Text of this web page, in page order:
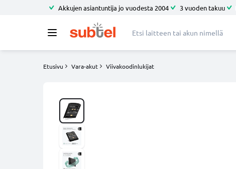
Akkujen asiantuntija jo vuodesta 2004 3 vuoden takuu
Etusivu Vara-akut Viivakoodinlukijat